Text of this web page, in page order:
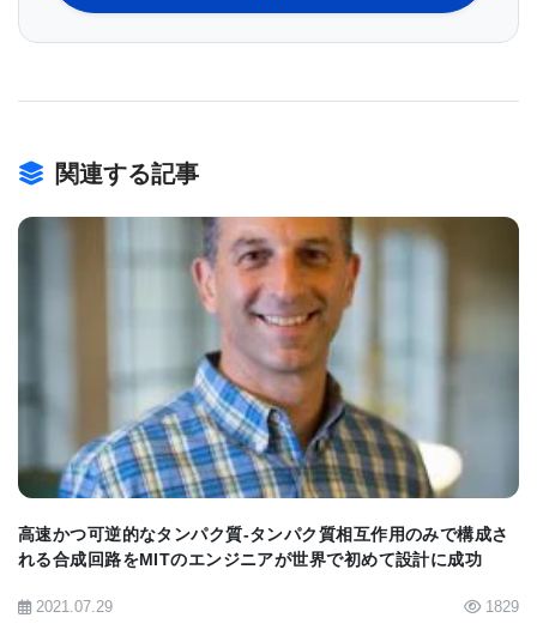
関連する記事
BIOMARKET JP
高速かつ可逆的なタンパク質-タンパク質相互作用のみで構成さ
れる合成回路をMITのエンジニアが世界で初めて設計に成功
2021.07.29 1829